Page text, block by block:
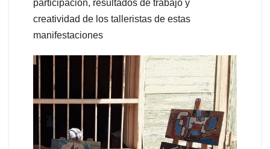
participación, resultados de trabajo y
creatividad de los talleristas de estas
manifestaciones